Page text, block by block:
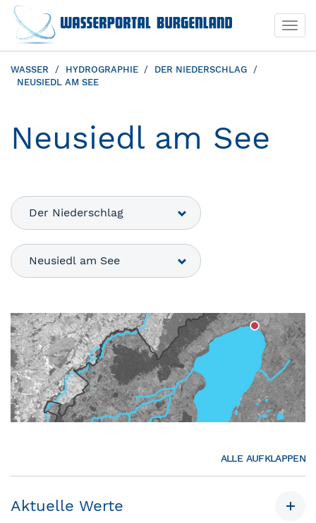
WASSER HYDROGRAPHIE
DER NIEDERSCHLAG
NEUSIEDL AM SEE
Neusiedl am See
Der Niederschlag
Neusiedl am See
ALLE AUFKLAPPEN
Aktuelle Werte